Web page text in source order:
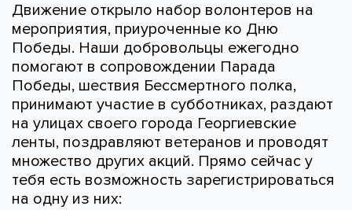
Движение открыло набор волонтеров на
мероприятия, приуроченные ко Дню
Победы. Наши добровольцы ежегодно
помогают в сопровождении Парада
Победы, шествия Бессмертного полка,
принимают участие в субботниках, раздают
на улицах своего города Георгиевские
ленты, поздравляют ветеранов и проводят
множество других акций. Прямо сейчас у
тебя есть возможность зарегистрироваться
на одну из них: